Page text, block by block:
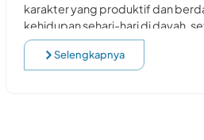
karakter yang produktif dan
kehidupan sehari-hari di dayah,
nilai
Selengkapnya